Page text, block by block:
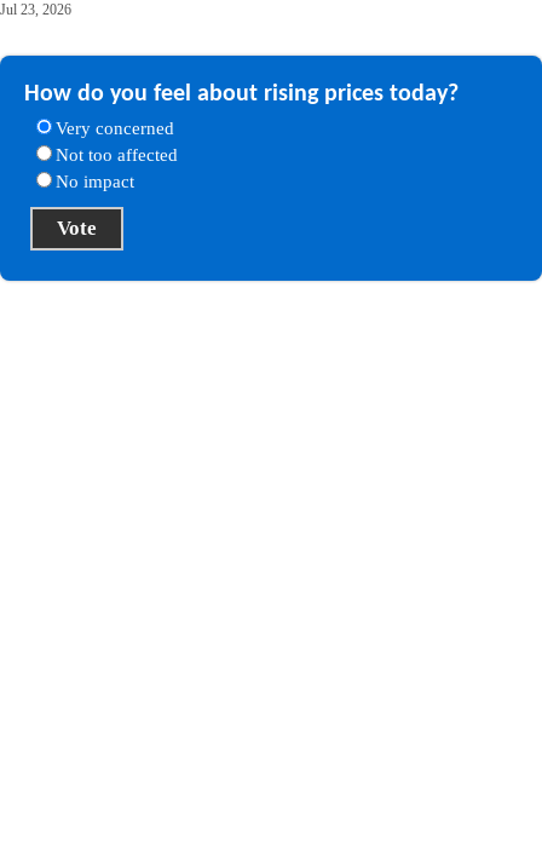
Jul 23, 2026
How do you feel about rising prices today?
Very concerned
Not too affected
No impact